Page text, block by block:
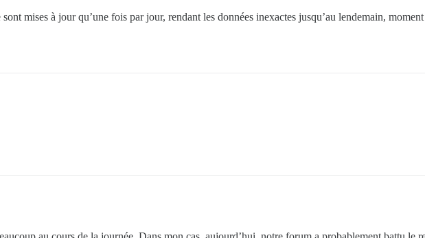
mises à jour qu’une fois par jour, rendant les données inexactes jusqu’au lendemain,